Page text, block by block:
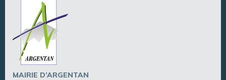
MAIRIE D’ARGENTAN